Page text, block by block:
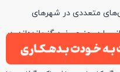
متعددی در شهرهای
را در منوی خود گنجانده‌اند. در
می‌شناسید، می‌توانید در